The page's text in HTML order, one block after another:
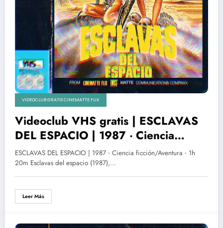
VIDEOCLUB GRATIS CINEMATTE FLIX
Videoclub VHS gratis | ESCLAVAS
DEL ESPACIO | 1987 ‧ Ciencia
ficción/Aventura ‧ 1h 20m
ESCLAVAS DEL ESPACIO | 1987 ‧ Ciencia ficción/Aventura ‧ 1h
20m Esclavas del espacio (1987),…
Leer Más